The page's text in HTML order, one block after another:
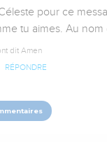
pour ce
tu aimes. Au nom
dit Amen
RÉPONDRE